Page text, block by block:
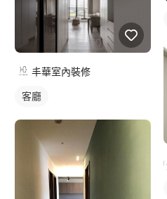
丰華室內裝修
客廳